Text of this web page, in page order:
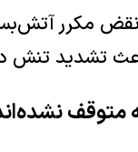
نقض مکرر
تشدید
متوقف